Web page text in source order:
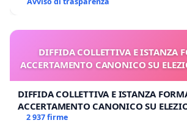
DIFFIDA COLLETTIVA E ISTANZA
ACCERTAMENTO CANONICO SU
DIFFIDA COLLETTIVA E ISTANZA
ACCERTAMENTO CANONICO SU
2 937 firme